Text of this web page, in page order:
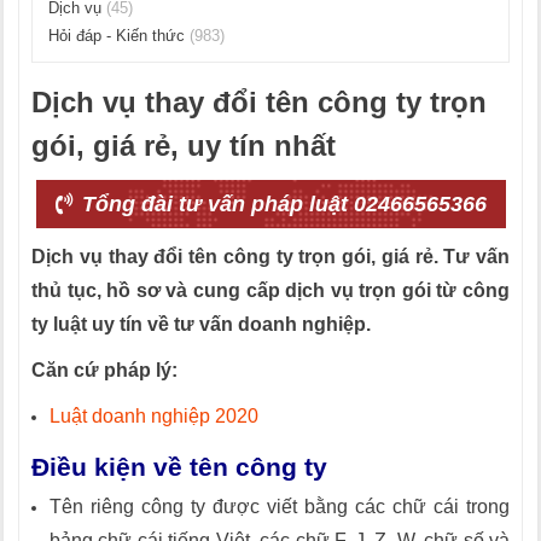
Dịch vụ (45)
Hỏi đáp - Kiến thức (983)
Dịch vụ thay đổi tên công ty trọn
gói, giá rẻ, uy tín nhất
Tổng đài tư vấn pháp luật 02466565366
Dịch vụ thay đổi tên công ty trọn gói, giá rẻ. Tư vấn
thủ tục, hồ sơ và cung cấp dịch vụ trọn gói từ công
ty luật uy tín về tư vấn doanh nghiệp.
Căn cứ pháp lý:
Luật doanh nghiệp 2020
Điều kiện về tên công ty
Tên riêng công ty được viết bằng các chữ cái trong